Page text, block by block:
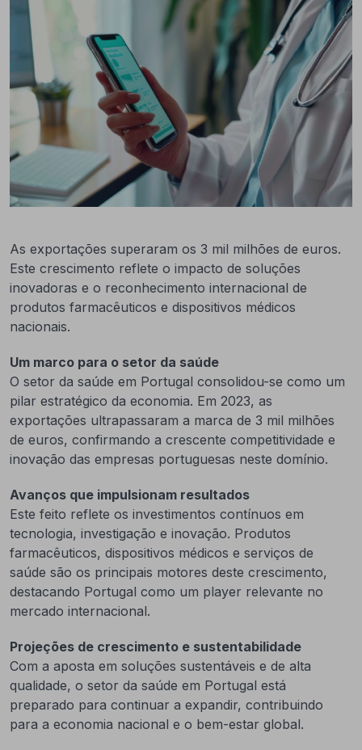
As exportações superaram os 3 mil milhões de euros.
Este crescimento reflete o impacto de soluções
inovadoras e o reconhecimento internacional de
produtos farmacêuticos e dispositivos médicos
nacionais.
Um marco para o setor da saúde
O setor da saúde em Portugal consolidou-se como um
pilar estratégico da economia. Em 2023, as
exportações ultrapassaram a marca de 3 mil milhões
de euros, confirmando a crescente competitividade e
inovação das empresas portuguesas neste domínio.
Avanços que impulsionam resultados
Este feito reflete os investimentos contínuos em
tecnologia, investigação e inovação. Produtos
farmacêuticos, dispositivos médicos e serviços de
saúde são os principais motores deste crescimento,
destacando Portugal como um player relevante no
mercado internacional.
Projeções de crescimento e sustentabilidade
Com a aposta em soluções sustentáveis e de alta
qualidade, o setor da saúde em Portugal está
preparado para continuar a expandir, contribuindo
para a economia nacional e o bem-estar global.